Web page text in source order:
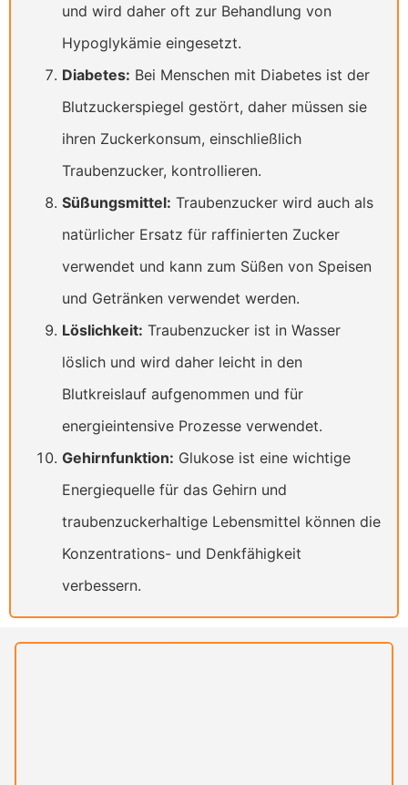
und wird daher oft zur Behandlung von
Hypoglykämie eingesetzt.
Diabetes: Bei Menschen mit Diabetes ist der
Blutzuckerspiegel gestört, daher müssen sie
ihren Zuckerkonsum, einschließlich
Traubenzucker, kontrollieren.
Süßungsmittel: Traubenzucker wird auch als
natürlicher Ersatz für raffinierten Zucker
verwendet und kann zum Süßen von Speisen
und Getränken verwendet werden.
Löslichkeit: Traubenzucker ist in Wasser
löslich und wird daher leicht in den
Blutkreislauf aufgenommen und für
energieintensive Prozesse verwendet.
Gehirnfunktion: Glukose ist eine wichtige
Energiequelle für das Gehirn und
traubenzuckerhaltige Lebensmittel können die
Konzentrations- und Denkfähigkeit
verbessern.